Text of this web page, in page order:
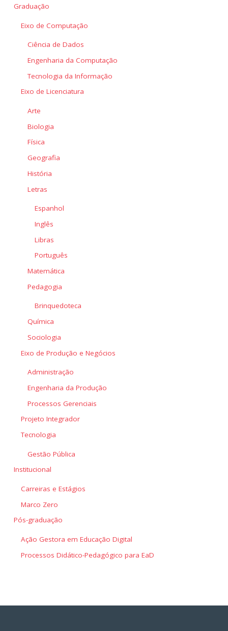
Graduação
Eixo de Computação
Ciência de Dados
Engenharia da Computação
Tecnologia da Informação
Eixo de Licenciatura
Arte
Biologia
Física
Geografia
História
Letras
Espanhol
Inglês
Libras
Português
Matemática
Pedagogia
Brinquedoteca
Química
Sociologia
Eixo de Produção e Negócios
Administração
Engenharia da Produção
Processos Gerenciais
Projeto Integrador
Tecnologia
Gestão Pública
Institucional
Carreiras e Estágios
Marco Zero
Pós-graduação
Ação Gestora em Educação Digital
Processos Didático-Pedagógico para EaD